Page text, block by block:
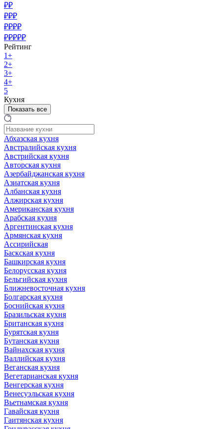
₽₽
₽₽₽
₽₽₽₽
₽₽₽₽₽
Рейтинг
1+
2+
3+
4+
5
Кухня
Показать все
Абхазская кухня
Австралийская кухня
Австрийская кухня
Авторская кухня
Азербайджанская кухня
Азиатская кухня
Албанская кухня
Алжирская кухня
Американская кухня
Арабская кухня
Аргентинская кухня
Армянская кухня
Ассирийская
Баскская кухня
Башкирская кухня
Белорусская кухня
Бельгийская кухня
Ближневосточная кухня
Болгарская кухня
Боснийская кухня
Бразильская кухня
Британская кухня
Бурятская кухня
Бутанская кухня
Вайнахская кухня
Валлийская кухня
Веганская кухня
Вегетарианская кухня
Венгерская кухня
Венесуэльская кухня
Вьетнамская кухня
Гавайская кухня
Гаитянская кухня